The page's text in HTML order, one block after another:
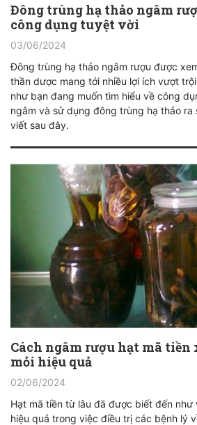
Đông trùng hạ thảo ngâm
công dụng tuyệt vời
03/06/2024
Đông trùng hạ thảo ngâm rượu được
thần dược mang tới nhiều lợi ích vượt
như bạn đang muốn tìm hiểu về công
ngâm và sử dụng đông trùng hạ thảo ra
viết sau đây.
Cách ngâm rượu hạt mã tiền
mỏi hiệu quả
02/06/2024
Hạt mã tiền từ lâu đã được biết đến
hiệu quả trong việc điều trị các bệnh lý